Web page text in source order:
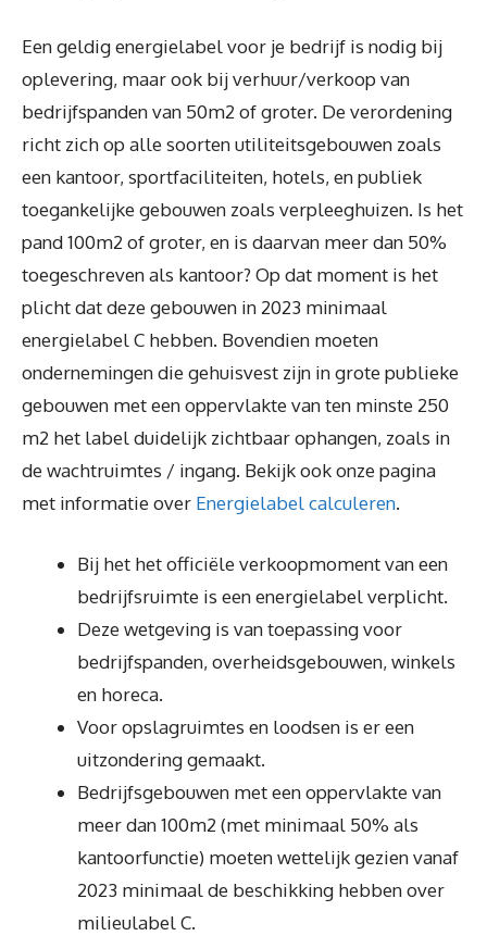
Een geldig energielabel voor je bedrijf is nodig bij
oplevering, maar ook bij verhuur/verkoop van
bedrijfspanden van 50m2 of groter. De verordening
richt zich op alle soorten utiliteitsgebouwen zoals
een kantoor, sportfaciliteiten, hotels, en publiek
toegankelijke gebouwen zoals verpleeghuizen. Is het
pand 100m2 of groter, en is daarvan meer dan 50%
toegeschreven als kantoor? Op dat moment is het
plicht dat deze gebouwen in 2023 minimaal
energielabel C hebben. Bovendien moeten
ondernemingen die gehuisvest zijn in grote publieke
gebouwen met een oppervlakte van ten minste 250
m2 het label duidelijk zichtbaar ophangen, zoals in
de wachtruimtes / ingang. Bekijk ook onze pagina
met informatie over Energielabel calculeren.
Bij het het officiële verkoopmoment van een
bedrijfsruimte is een energielabel verplicht.
Deze wetgeving is van toepassing voor
bedrijfspanden, overheidsgebouwen, winkels
en horeca.
Voor opslagruimtes en loodsen is er een
uitzondering gemaakt.
Bedrijfsgebouwen met een oppervlakte van
meer dan 100m2 (met minimaal 50% als
kantoorfunctie) moeten wettelijk gezien vanaf
2023 minimaal de beschikking hebben over
milieulabel C.